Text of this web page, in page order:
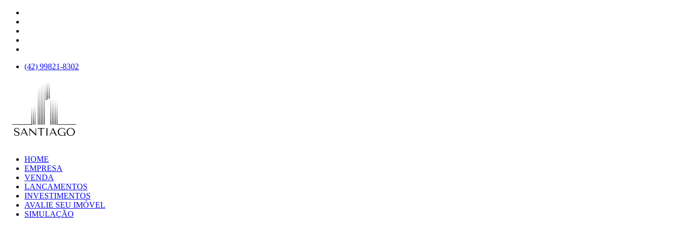
(42) 99821-8302
HOME
EMPRESA
VENDA
LANÇAMENTOS
INVESTIMENTOS
AVALIE SEU IMÓVEL
SIMULAÇÃO